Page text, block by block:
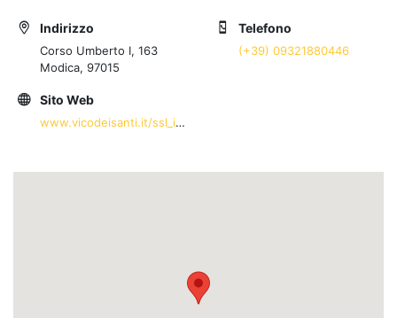
Indirizzo
Corso Umberto I, 163
Modica, 97015
Telefono
(+39) 09321880446
Sito Web
www.vicodeisanti.it/ssl_index.html